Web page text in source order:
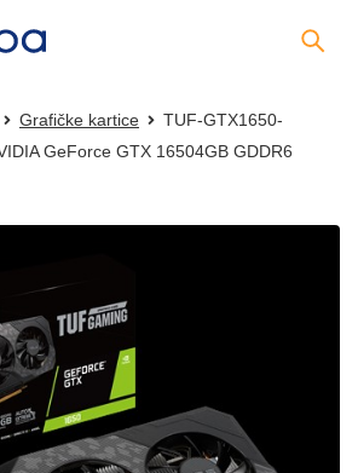
Grafičke kartice
TUF-GTX1650-
GeForce GTX 16504GB GDDR6